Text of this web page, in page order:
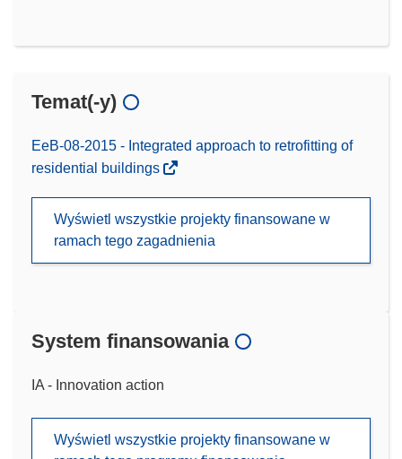
Temat(-y)
EeB-08-2015 - Integrated approach to retrofitting of
residential buildings
Wyświetl wszystkie projekty finansowane w
ramach tego zagadnienia
System finansowania
IA - Innovation action
Wyświetl wszystkie projekty finansowane w